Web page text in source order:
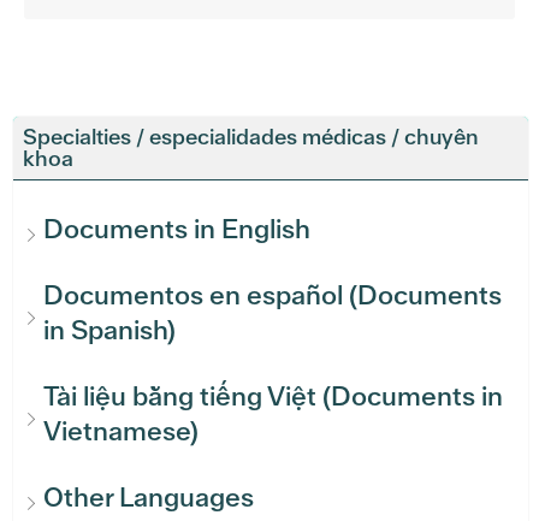
Specialties / especialidades médicas / chuyên
khoa
Documents in English
Documentos en español (Documents
in Spanish)
Tài liệu bằng tiếng Việt (Documents in
Vietnamese)
Other Languages